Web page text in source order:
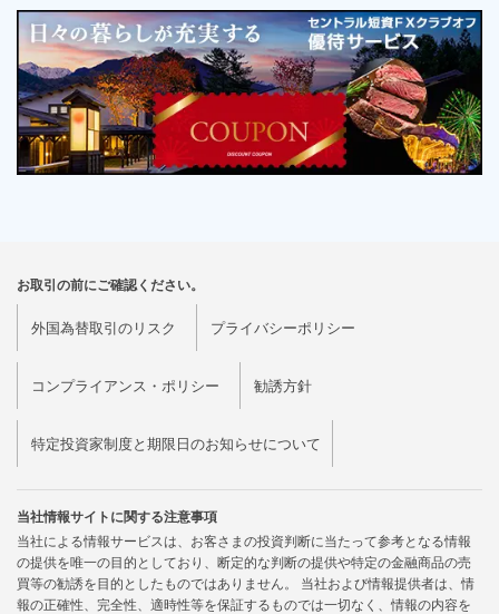
お取引の前にご確認ください。
外国為替取引のリスク プライバシーポリシー
コンプライアンス・ポリシー 勧誘方針
特定投資家制度と期限日のお知らせについて
当社情報サイトに関する注意事項
当社による情報サービスは、お客さまの投資判断に当たって参考となる情報
の提供を唯一の目的としており、断定的な判断の提供や特定の金融商品の売
買等の勧誘を目的としたものではありません。 当社および情報提供者は、情
報の正確性、完全性、適時性等を保証するものでは一切なく、情報の内容を